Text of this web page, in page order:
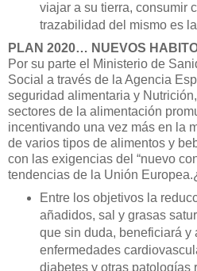
viajar a su tierra, consumir
trazabilidad del mismo es
PLAN 2020… NUEVOS
Por su parte el Ministerio de
Social a través de la Agencia
seguridad alimentaria y Nutrición,
sectores de la alimentación
incentivando una vez más en la
de varios tipos de alimentos y
con las exigencias del “nuevo
tendencias de la Unión Europea.¿
Entre los objetivos la
añadidos, sal y grasas
que sin duda, beneficiará y
enfermedades
diabetes y otras patologías